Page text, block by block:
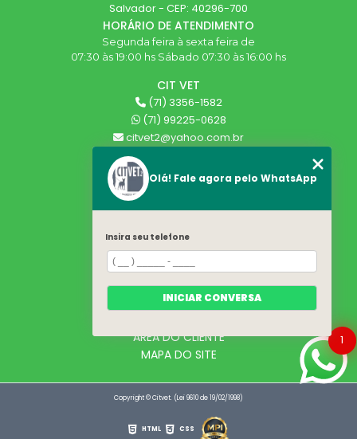
Salvador - CEP: 40296-700
HORÁRIO DE ATENDIMENTO
Segunda feira à sexta feira de
07:30 às 19:00 hs Sábado 07:30 às 16:00 hs
CIT VET
(71) 3356-1582
(71) 99225-0628
citvet2@yahoo.com.br
MENU
HOME
QUEM SOMOS
SERVIÇOS
BLOG
CONTATO
ÁREA DO CLIENTE
MAPA DO SITE
Copyright © Citvet. (Lei 9610 de 19/02/1998)
HTML CSS
1
Olá! Fale agora pelo WhatsApp
Insira seu telefone
INICIAR CONVERSA